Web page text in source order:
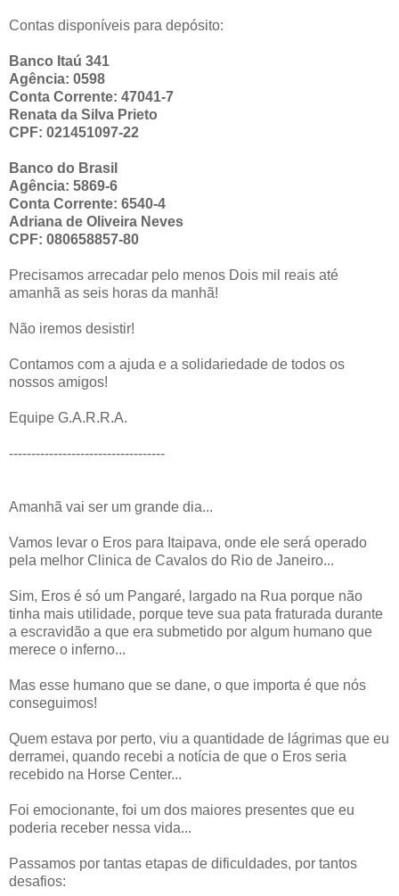
Contas disponíveis para depósito:
Banco Itaú 341
Agência: 0598
Conta Corrente: 47041-7
Renata da Silva Prieto
CPF: 021451097-22
Banco do Brasil
Agência: 5869-6
Conta Corrente: 6540-4
Adriana de Oliveira Neves
CPF: 080658857-80
Precisamos arrecadar pelo menos Dois mil reais até
amanhã as seis horas da manhã!
Não iremos desistir!
Contamos com a ajuda e a solidariedade de todos os
nossos amigos!
Equipe G.A.R.R.A.
-----------------------------------
Amanhã vai ser um grande dia...
Vamos levar o Eros para Itaipava, onde ele será operado
pela melhor Clinica de Cavalos do Rio de Janeiro...
Sim, Eros é só um Pangaré, largado na Rua porque não
tinha mais utilidade, porque teve sua pata fraturada durante
a escravidão a que era submetido por algum humano que
merece o inferno...
Mas esse humano que se dane, o que importa é que nós
conseguimos!
Quem estava por perto, viu a quantidade de lágrimas que eu
derramei, quando recebi a notícia de que o Eros seria
recebido na Horse Center...
Foi emocionante, foi um dos maiores presentes que eu
poderia receber nessa vida...
Passamos por tantas etapas de dificuldades, por tantos
desafios: